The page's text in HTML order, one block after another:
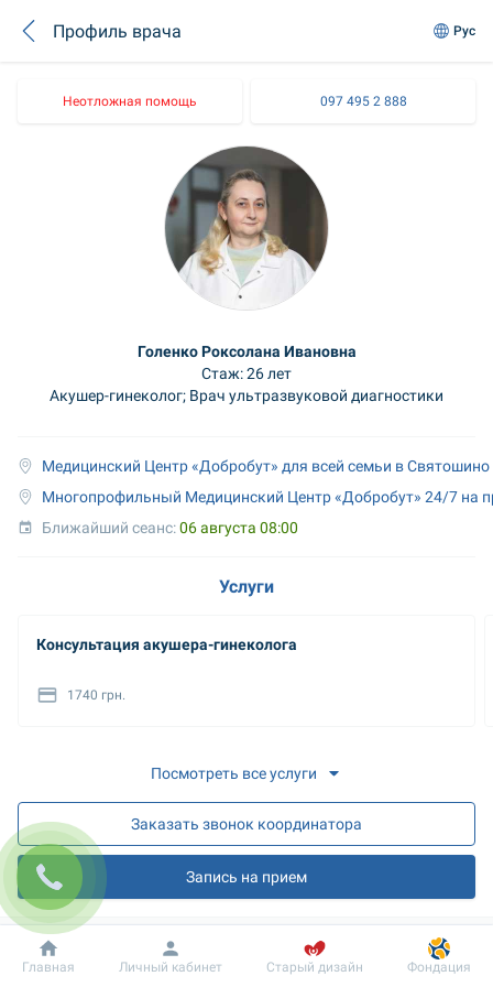
Профиль врача Рус
Неотложная помощь 097 495 2 888
Голенко Роксолана Ивановна
Стаж: 26 лет
Акушер-гинеколог; Врач ультразвуковой диагностики
Медицинский Центр «Добробут» для всей семьи в Святошино
Многопрофильный Медицинский Центр «Добробут» 24/7 на
Ближайший сеанс: 06 августа 08:00
Услуги
Консультация акушера-гинеколога
1740 грн.
Посмотреть все услуги
Заказать звонок координатора
Запись на прием
О враче
Добробут Информация Пациенту
Главная Личный кабинет Старый дизайн Фондация